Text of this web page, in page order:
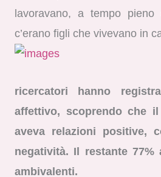
lavoravano, a tempo
c’erano figli che vivevano in
ricercatori hanno
affettivo, scoprendo che
aveva relazioni positive,
negatività. Il restante 77%
ambivalenti.